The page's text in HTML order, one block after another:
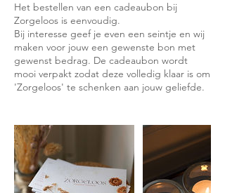
Het bestellen van een cadeaubon bij
Zorgeloos is eenvoudig.
Bij interesse geef je even een seintje en wij
maken voor jouw een gewenste bon met
gewenst bedrag. De cadeaubon wordt
mooi verpakt zodat deze volledig klaar is om
'Zorgeloos' te schenken aan jouw geliefde.